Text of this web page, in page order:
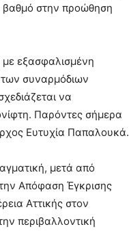
βαθμό στην προώθηση
εξασφαλισμένη
των συναρμόδιων
να
Παρόντες σήμερα
Ευτυχία Παπαλουκά.
μετά από
Απόφαση Έγκρισης
Αττικής στον
περιβαλλοντική